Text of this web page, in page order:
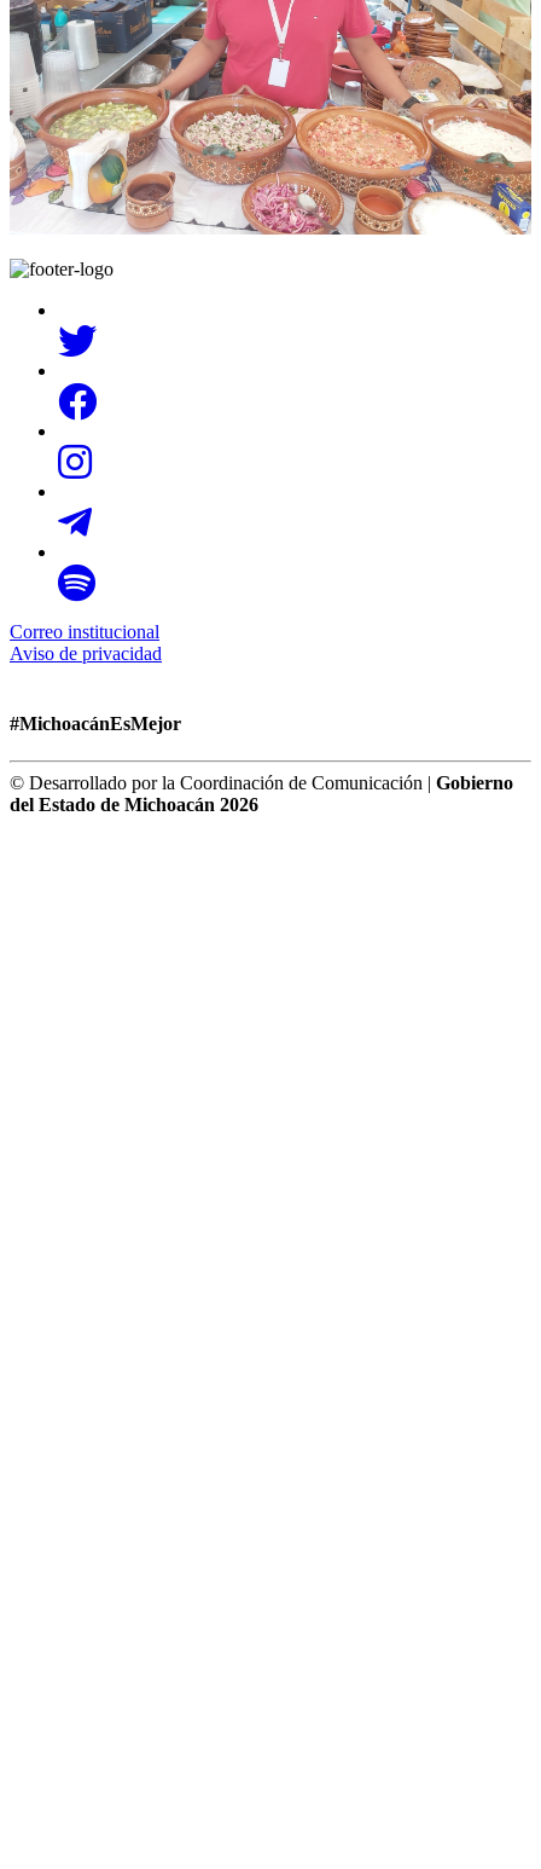
Correo institucional
Aviso de privacidad
#MichoacánEsMejor
© Desarrollado por la Coordinación de Comunicación | Gobierno
del Estado de Michoacán 2026